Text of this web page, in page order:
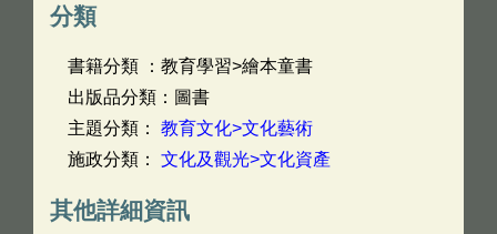
分類
書籍分類 ：教育學習>繪本童書
出版品分類：圖書
主題分類： 教育文化>文化藝術
施政分類： 文化及觀光>文化資產
其他詳細資訊